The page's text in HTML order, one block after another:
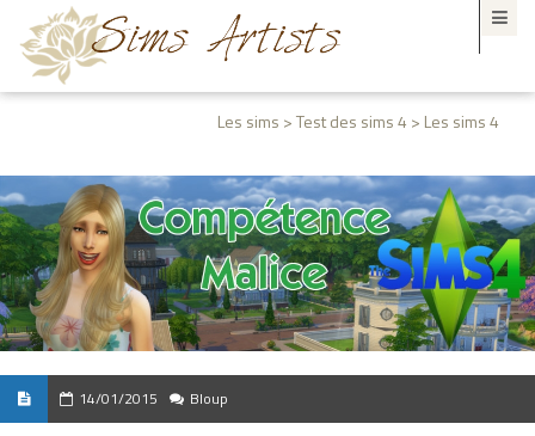
Les sims > Test des sims 4 > Les sims 4
14/01/2015 Bloup